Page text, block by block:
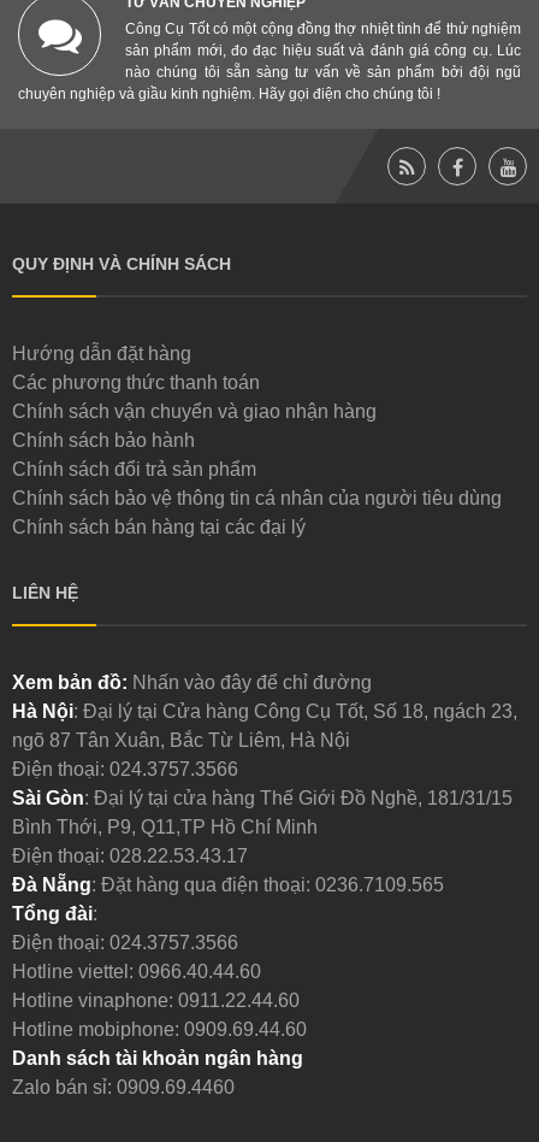
Công Cụ Tốt có một cộng đồng thợ nhiệt tình để thử nghiệm
sản phẩm mới, đo đạc hiệu suất và đánh giá công cụ. Lúc
nào chúng tôi sẵn sàng tư vấn về sản phẩm bởi đội ngũ
chuyên nghiệp và giầu kinh nghiệm. Hãy gọi điện cho chúng tôi !
QUY ĐỊNH VÀ CHÍNH SÁCH
Hướng dẫn đặt hàng
Các phương thức thanh toán
Chính sách vận chuyển và giao nhận hàng
Chính sách bảo hành
Chính sách đổi trả sản phẩm
Chính sách bảo vệ thông tin cá nhân của người tiêu dùng
Chính sách bán hàng tại các đại lý
LIÊN HỆ
Xem bản đồ: Nhấn vào đây để chỉ đường
Hà Nội: Đại lý tại Cửa hàng Công Cụ Tốt, Số 18, ngách 23,
ngõ 87 Tân Xuân, Bắc Từ Liêm, Hà Nội
Điện thoại: 024.3757.3566
Sài Gòn: Đại lý tại cửa hàng Thế Giới Đồ Nghề, 181/31/15
Bình Thới, P9, Q11,TP Hồ Chí Minh
Điện thoại: 028.22.53.43.17
Đà Nẵng: Đặt hàng qua điện thoại: 0236.7109.565
Tổng đài:
Điện thoại: 024.3757.3566
Hotline viettel: 0966.40.44.60
Hotline vinaphone: 0911.22.44.60
Hotline mobiphone: 0909.69.44.60
Danh sách tài khoản ngân hàng
Zalo bán sỉ: 0909.69.4460